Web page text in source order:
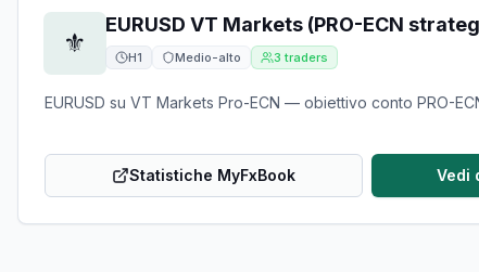
⚜️
EURUSD VT Markets (PRO-ECN
H1 Medio-alto 3 traders
EURUSD su VT Markets Pro-ECN — obiettivo conto PRO-
Statistiche MyFxBook Vedi